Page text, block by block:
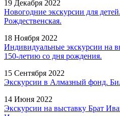
19 Декабря 2022
Новогодние экскурсии для
Рождественская.
18 Ноября 2022
Индивидуальные экскурсии на
150-летию со дня рождения.
15 Сентября 2022
Экскурсии в Алмазный фонд.
14 Июня 2022
Экскурсии на выставку Брат